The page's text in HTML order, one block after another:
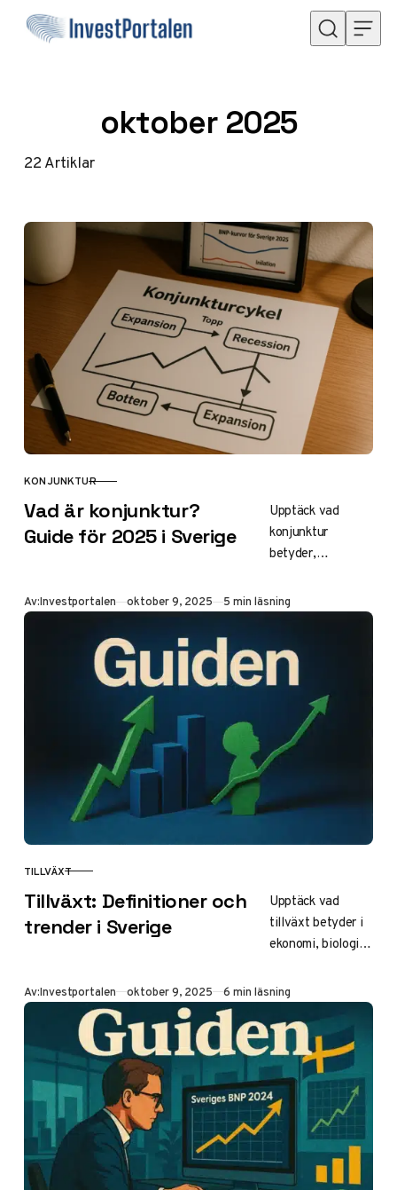
Hoppa till innehåll
oktober 2025
22Artiklar
KATEGORI
KONJUNKTUR
Vad är konjunktur?
Guide för 2025 i Sverige
Upptäck vad
konjunktur
betyder,
hög- och
lågkonjunktur
läge 2025 med
svag BNP-tillväxt
och hög
arbetslöshet. Lär
dig läsa data och
investeringstips
ekonomin.
Av:Investportalen Publicerad
oktober 9, 2025 5 min läsning
KATEGORI
TILLVÄXT
Tillväxt: Definitioner och
trender i Sverige
Upptäck vad
tillväxt betyder i
ekonomi, biologi
om ekonomisk
tillväxt i Sverige
2025, organisk
tillväxtstrategier,
barnens
utveckling och
synonymer.
Guiden för
investerare och
föräldrar.
Av:Investportalen Publicerad
oktober 9, 2025 6 min läsning